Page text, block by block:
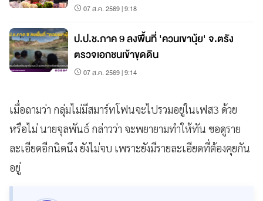
07 ส.ค. 2569 | 9:18
ป.ป.ช.ภาค 9 ลงพื้นที่ 'ควนเขานุ้ย' จ.ตรัง
ตรวจเอกชนเข้าขุดดิน
07 ส.ค. 2569 | 9:14
เมื่อถามว่า กลุ่มไม่มีสมาร์ทโฟนจะไปรวมอยู่ในเฟส3 ด้วย
หรือไม่ นายจุลพันธ์ กล่าวว่า จะพยายามทำให้ทัน ขอดูราย
ละเอียดอีกนิดนึง ยังไม่จบ เพราะยังมีรายละเอียดที่ต้องคุยกัน
อยู่